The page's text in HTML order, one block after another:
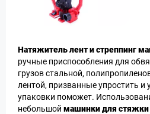
Натяжитель лент и стреппинг
ручные приспособления для
грузов стальной,
лентой, призванные упростить и
упаковки поможет.
небольшой машинки для